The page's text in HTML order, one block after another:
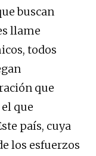
buscan
llame
todos
que
que
país, cuya
los esfuerzos